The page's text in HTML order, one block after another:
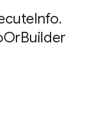
Info.
OrBuilder